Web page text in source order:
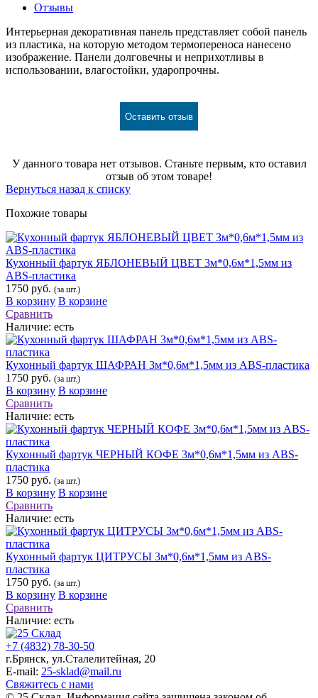
Отзывы
Интерьерная декоративная панель представляет собой панель
из пластика, на которую методом термопереноса нанесено
изображение. Панели долговечны и неприхотливы в
использовании, влагостойки, ударопрочны.
Оставить отзыв
У данного товара нет отзывов. Станьте первым, кто оставил
отзыв об этом товаре!
Вернуться назад к списку
Похожие товары
Кухонный фартук ЯБЛОНЕВЫЙ ЦВЕТ 3м*0,6м*1,5мм из
ABS-пластика
1750 руб. (за шт.)
В корзину В корзине
Сравнить
Наличие: есть
Кухонный фартук ШАФРАН 3м*0,6м*1,5мм из ABS-пластика
1750 руб. (за шт.)
В корзину В корзине
Сравнить
Наличие: есть
Кухонный фартук ЧЕРНЫЙ КОФЕ 3м*0,6м*1,5мм из ABS-
пластика
1750 руб. (за шт.)
В корзину В корзине
Сравнить
Наличие: есть
Кухонный фартук ЦИТРУСЫ 3м*0,6м*1,5мм из ABS-
пластика
1750 руб. (за шт.)
В корзину В корзине
Сравнить
Наличие: есть
+7 (4832) 78-30-50
г.Брянск, ул.Сталелитейная, 20
E-mail: 25-sklad@mail.ru
Свяжитесь с нами